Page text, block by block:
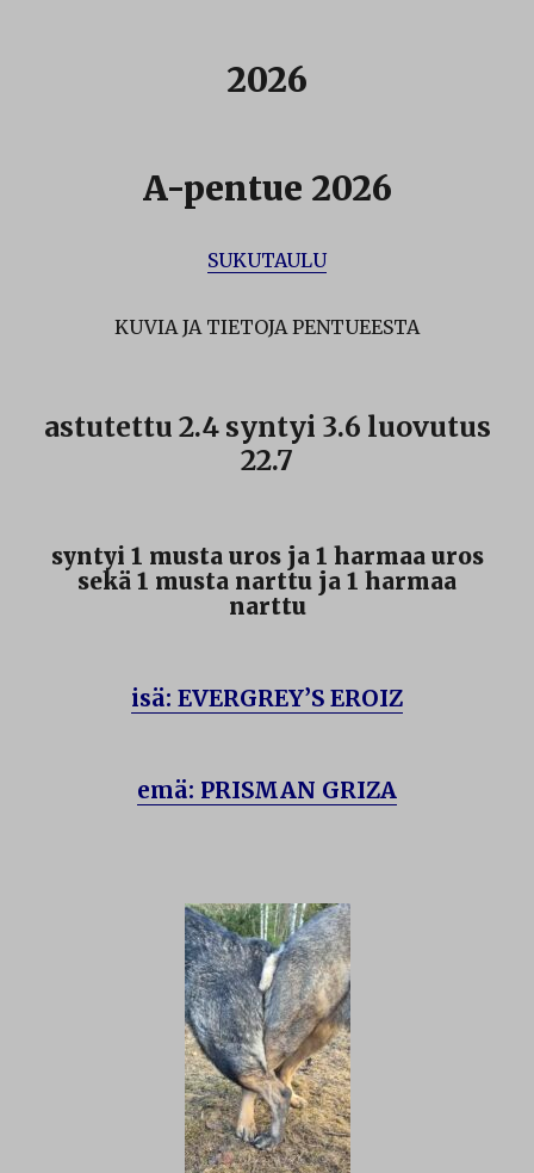
2026
A-pentue 2026
SUKUTAULU
KUVIA JA TIETOJA PENTUEESTA
astutettu 2.4 syntyi 3.6 luovutus
22.7
syntyi 1 musta uros ja 1 harmaa uros
sekä 1 musta narttu ja 1 harmaa
narttu
isä: EVERGREY’S EROIZ
emä: PRISMAN GRIZA